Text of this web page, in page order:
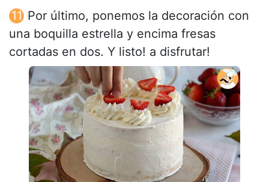
Por último, ponemos la decoración con
una boquilla estrella y encima fresas
cortadas en dos. Y listo! a disfrutar!